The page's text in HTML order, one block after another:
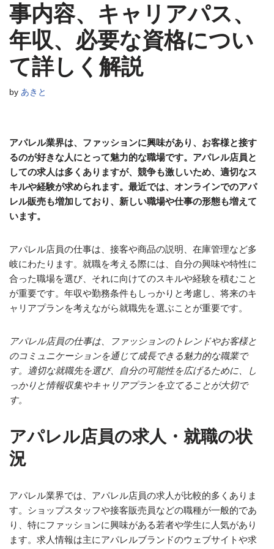
事内容、キャリアパス、
年収、必要な資格につい
て詳しく解説
by あきと
アパレル業界は、ファッションに興味があり、お客様と接す
るのが好きな人にとって魅力的な職場です。アパレル店員と
しての求人は多くありますが、競争も激しいため、適切なス
キルや経験が求められます。最近では、オンラインでのアパ
レル販売も増加しており、新しい職場や仕事の形態も増えて
います。
アパレル店員の仕事は、接客や商品の説明、在庫管理など多
岐にわたります。就職を考える際には、自分の興味や特性に
合った職場を選び、それに向けてのスキルや経験を積むこと
が重要です。年収や勤務条件もしっかりと考慮し、将来のキ
ャリアプランを考えながら就職先を選ぶことが重要です。
アパレル店員の仕事は、ファッションのトレンドやお客様と
のコミュニケーションを通じて成長できる魅力的な職業で
す。適切な就職先を選び、自分の可能性を広げるために、し
っかりと情報収集やキャリアプランを立てることが大切で
す。
アパレル店員の求人・就職の状
況
アパレル業界では、アパレル店員の求人が比較的多くありま
す。ショップスタッフや接客販売員などの職種が一般的であ
り、特にファッションに興味がある若者や学生に人気があり
ます。求人情報は主にアパレルブランドのウェブサイトや求